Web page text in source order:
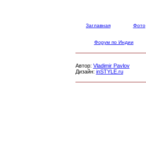
Заглавная Фото
Форум по Индии
Автор: Vladimir Pavlov
Дизайн: inSTYLE.ru